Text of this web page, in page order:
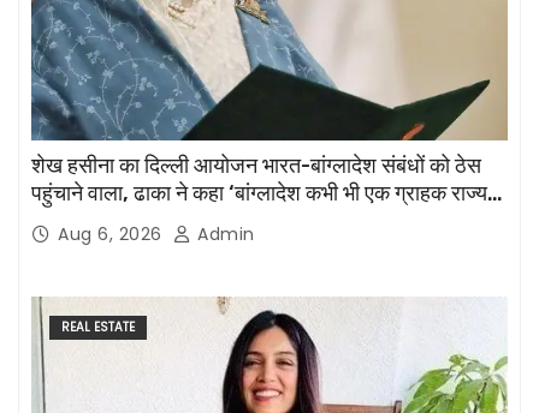
शेख हसीना का दिल्ली आयोजन भारत-बांग्लादेश संबंधों को ठेस
पहुंचाने वाला, ढाका ने कहा ‘बांग्लादेश कभी भी एक ग्राहक राज्य
नहीं होगा’
Aug 6, 2026 Admin
REAL ESTATE